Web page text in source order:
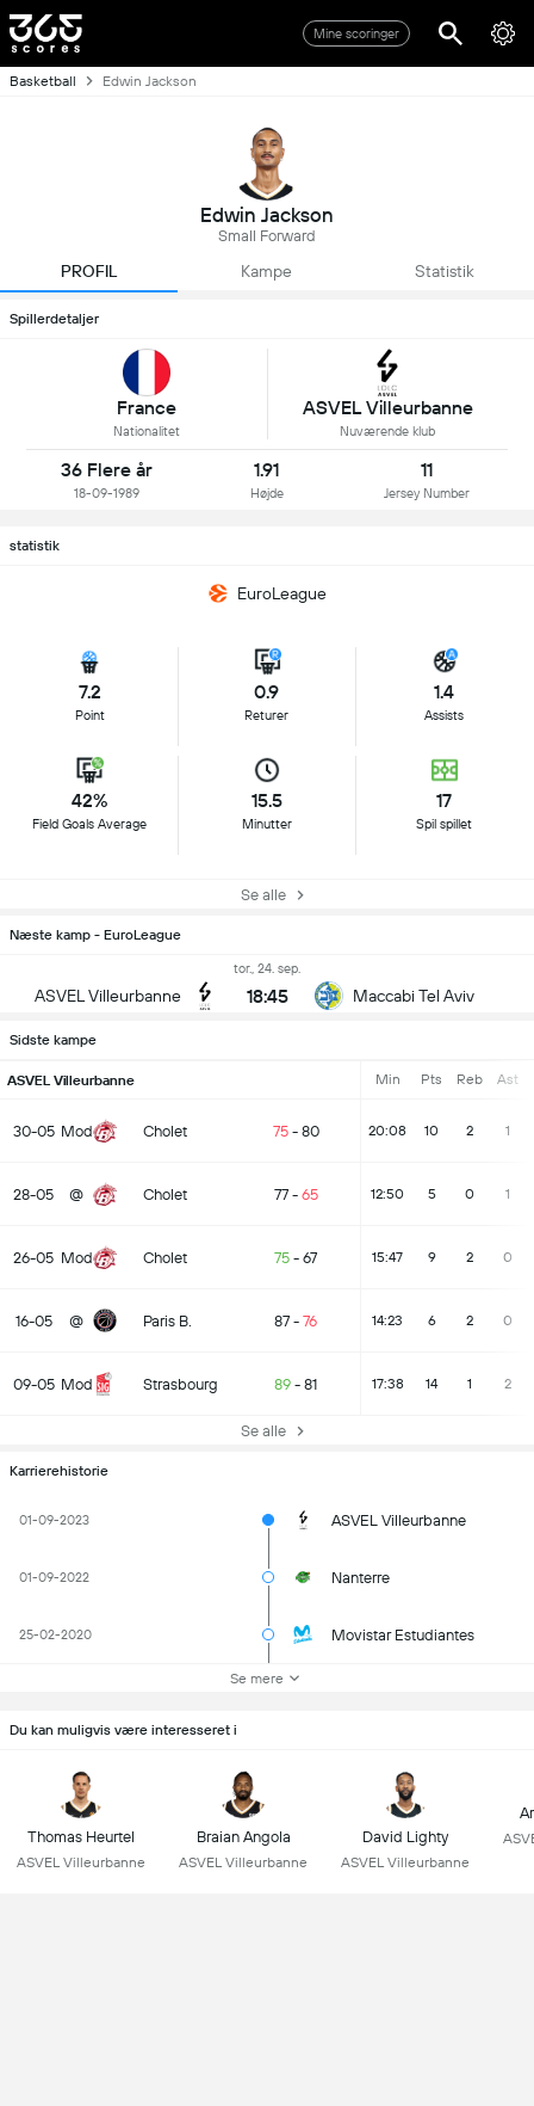
Mine scoringer
Basketball Edwin Jackson
Edwin Jackson
Small Forward
PROFIL Kampe Statistik
Spillerdetaljer
France
Nationalitet
ASVEL Villeurbanne
Nuværende klub
36 Flere år
18-09-1989
1.91
Højde
11
Jersey Number
statistik
EuroLeague
7.2
Point
0.9
Returer
1.4
Assists
42%
Field Goals Average
15.5
Minutter
17
Spil spillet
Se alle
Næste kamp - EuroLeague
ASVEL Villeurbanne
tor., 24. sep.
18:45 Maccabi Tel Aviv
Sidste kampe
ASVEL Villeurbanne Min Pts Reb Ast
30-05 Mod Cholet 75- 80 20:08 10 2 1
28-05 @ Cholet 77- 65 12:50 5 0 1
26-05 Mod Cholet 75 - 67 15:47 9 2 0
16-05 @ Paris B. 87 - 76 14:23 6 2 0
09-05 Mod Strasbourg 89 - 81 17:38 14 1 2
Se alle
Karrierehistorie
01-09-2023 ASVEL Villeurbanne
01-09-2022 Nanterre
25-02-2020 Movistar Estudiantes
Se mere
Du kan muligvis være interesseret i
Thomas Heurtel
ASVEL Villeurbanne
Braian Angola
ASVEL Villeurbanne
David Lighty
ASVEL Villeurbanne